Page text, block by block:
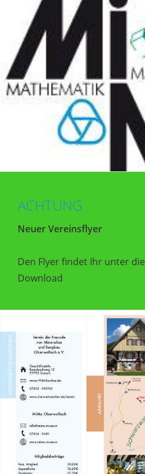
ACHTUNG
Neuer Vereinsflyer
Den Flyer findet Ihr unter
Download